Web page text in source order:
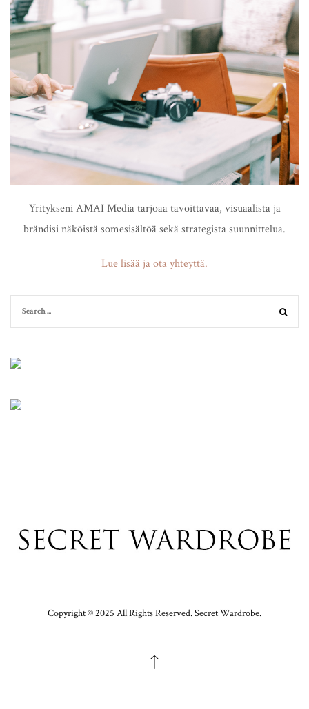
Yritykseni AMAI Media tarjoaa tavoittavaa, visuaalista ja
brändisi näköistä somesisältöä sekä strategista suunnittelua.
Lue lisää ja ota yhteyttä.
Copyright © 2025 All Rights Reserved. Secret Wardrobe.